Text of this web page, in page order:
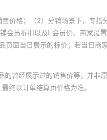
价格；（2）分销场景下，专
员折扣以及L会员价、商家设
面当日展示的标价；若当日商
曾经展示过的销售价等，并非原
终以订单结算页价格为准。